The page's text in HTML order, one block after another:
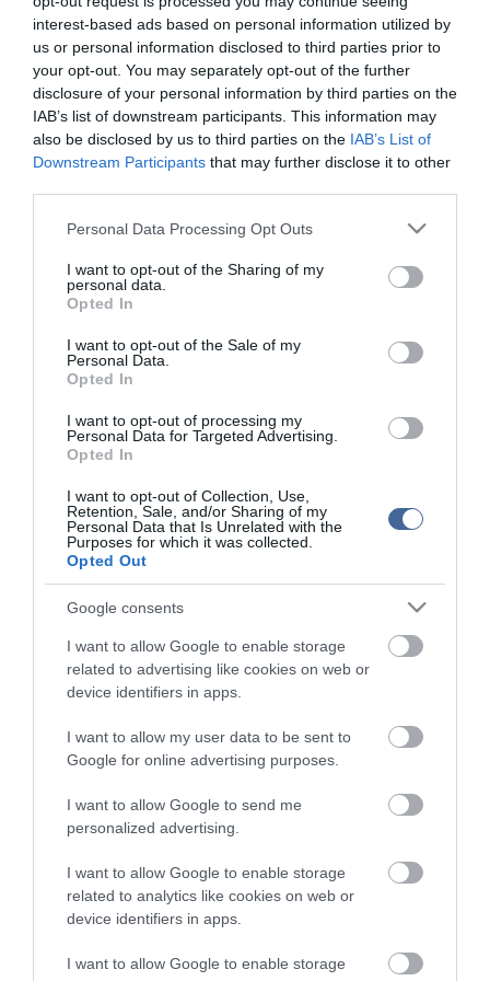
interest-based ads based on personal information utilized by
us or personal information disclosed to third parties prior to
your opt-out. You may separately opt-out of the further
disclosure of your personal information by third parties on the
IAB’s list of downstream participants. This information may
also be disclosed by us to third parties on the IAB’s List of
Downstream Participants that may further disclose it to other
Please note that this website/app uses one or more Google
not limited to your visit or usage behaviour. You may click to
grant or deny consent to Google and its third-party tags to
use your data for below specified purposes in below Google
consent section.
Personal Data Processing Opt Outs
I want to opt-out of the Sharing of my
personal data.
Opted In
I want to opt-out of the Sale of my
Personal Data.
Opted In
I want to opt-out of processing my
Personal Data for Targeted Advertising.
Opted In
I want to opt-out of Collection, Use,
Retention, Sale, and/or Sharing of my
Personal Data that Is Unrelated with the
Purposes for which it was collected.
Opted Out
Google consents
I want to allow Google to enable storage
related to advertising like cookies on web or
device identifiers in apps.
I want to allow my user data to be sent to
Google for online advertising purposes.
I want to allow Google to send me
personalized advertising.
I want to allow Google to enable storage
related to analytics like cookies on web or
device identifiers in apps.
I want to allow Google to enable storage
A sajtófőnök elmondta, hogy a közgyűlés ülésének megkezdése
előtt a nemzeti szolidaritás jelképeként a megyeházára is felkerült
a székely zászló. A lobogót Csoóri Sándor költő, Pest megye
díszpolgára (aki a tavaly év végén odaítélt elismerő címet
betegsége miatt csak most vehette át), Szűcs Lajos, a közgyűlés
elnöke és Szabó István alelnök helyezte el az épület homlokzatán.
Kapcsolódó írások:
Elfogadták Gödöllő több mint hétmilliárdos költségvetését
Fidesz: a költségvetési bizottság hallgassa meg Simort az ÁSZ-
jelentés ügyében!
Figyelem! A cikkhez hozzáfűzött hozzászólások nem ama.hu
network nézeteit
tükrözik. A szerkesztőség mindössze a hírek publikációjával foglalkozik, a
kommenteket nem tudja befolyásolni - azok az olvasók személyes véleményét
tartalmazzák.
tartásával kommenteljenek!
ma.hu legfrissebb hírei:
Hulladékvadászat indul a Dunán: a rekordalacsony vízállás
miatt most láthatóvá váltak a mederben rejtőző roncsok
vonalon, mint korábban a pótlóbuszokon
Vitézy Dávid: 2,3 milliárd forint került vissza az államhoz
egy útdíjrendszeres ügylet felülvizsgálata után
megállítsa a tüzet